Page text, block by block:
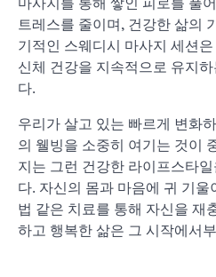
트레스를 줄이며, 건강한 삶의
기적인 스웨디시 마사지 세션
신체 건강을 지속적으로 유지
다.
우리가 살고 있는 빠르게 변화
의 웰빙을 소중히 여기는 것이
지는 그런 건강한 라이프스타
다. 자신의 몸과 마음에 귀 기
법 같은 치료를 통해 자신을 재
하고 행복한 삶은 그 시작에서